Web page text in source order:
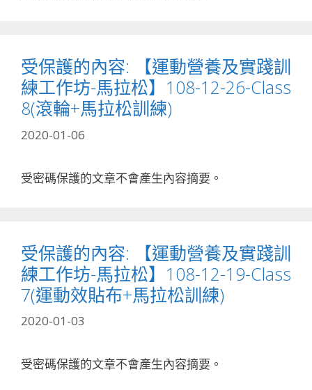
受保護的內容: 【運動營養及實踐訓
練工作坊-馬拉松】108-12-26-Class
8(滾輪+馬拉松訓練)
2020-01-06
受密碼保護的文章不會產生內容摘要。
受保護的內容: 【運動營養及實踐訓
練工作坊-馬拉松】108-12-19-Class
7(運動效貼布+馬拉松訓練)
2020-01-03
受密碼保護的文章不會產生內容摘要。